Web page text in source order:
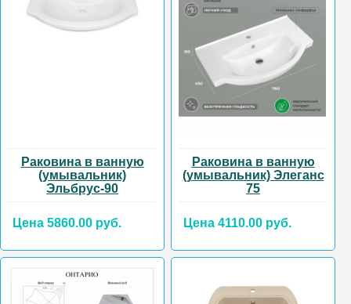
Раковина в ванную
(умывальник)
Эльбрус-90
Цена 5860.00 руб.
Раковина в ванную
(умывальник) Элеганс
75
Цена 4110.00 руб.